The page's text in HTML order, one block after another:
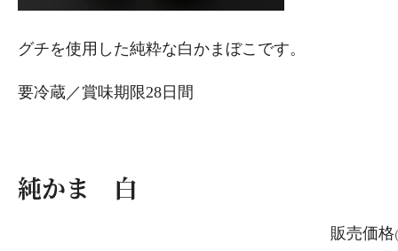
グチを使用した純粋な白かまぼこです。
要冷蔵／賞味期限28日間
純かま 白
販売価格